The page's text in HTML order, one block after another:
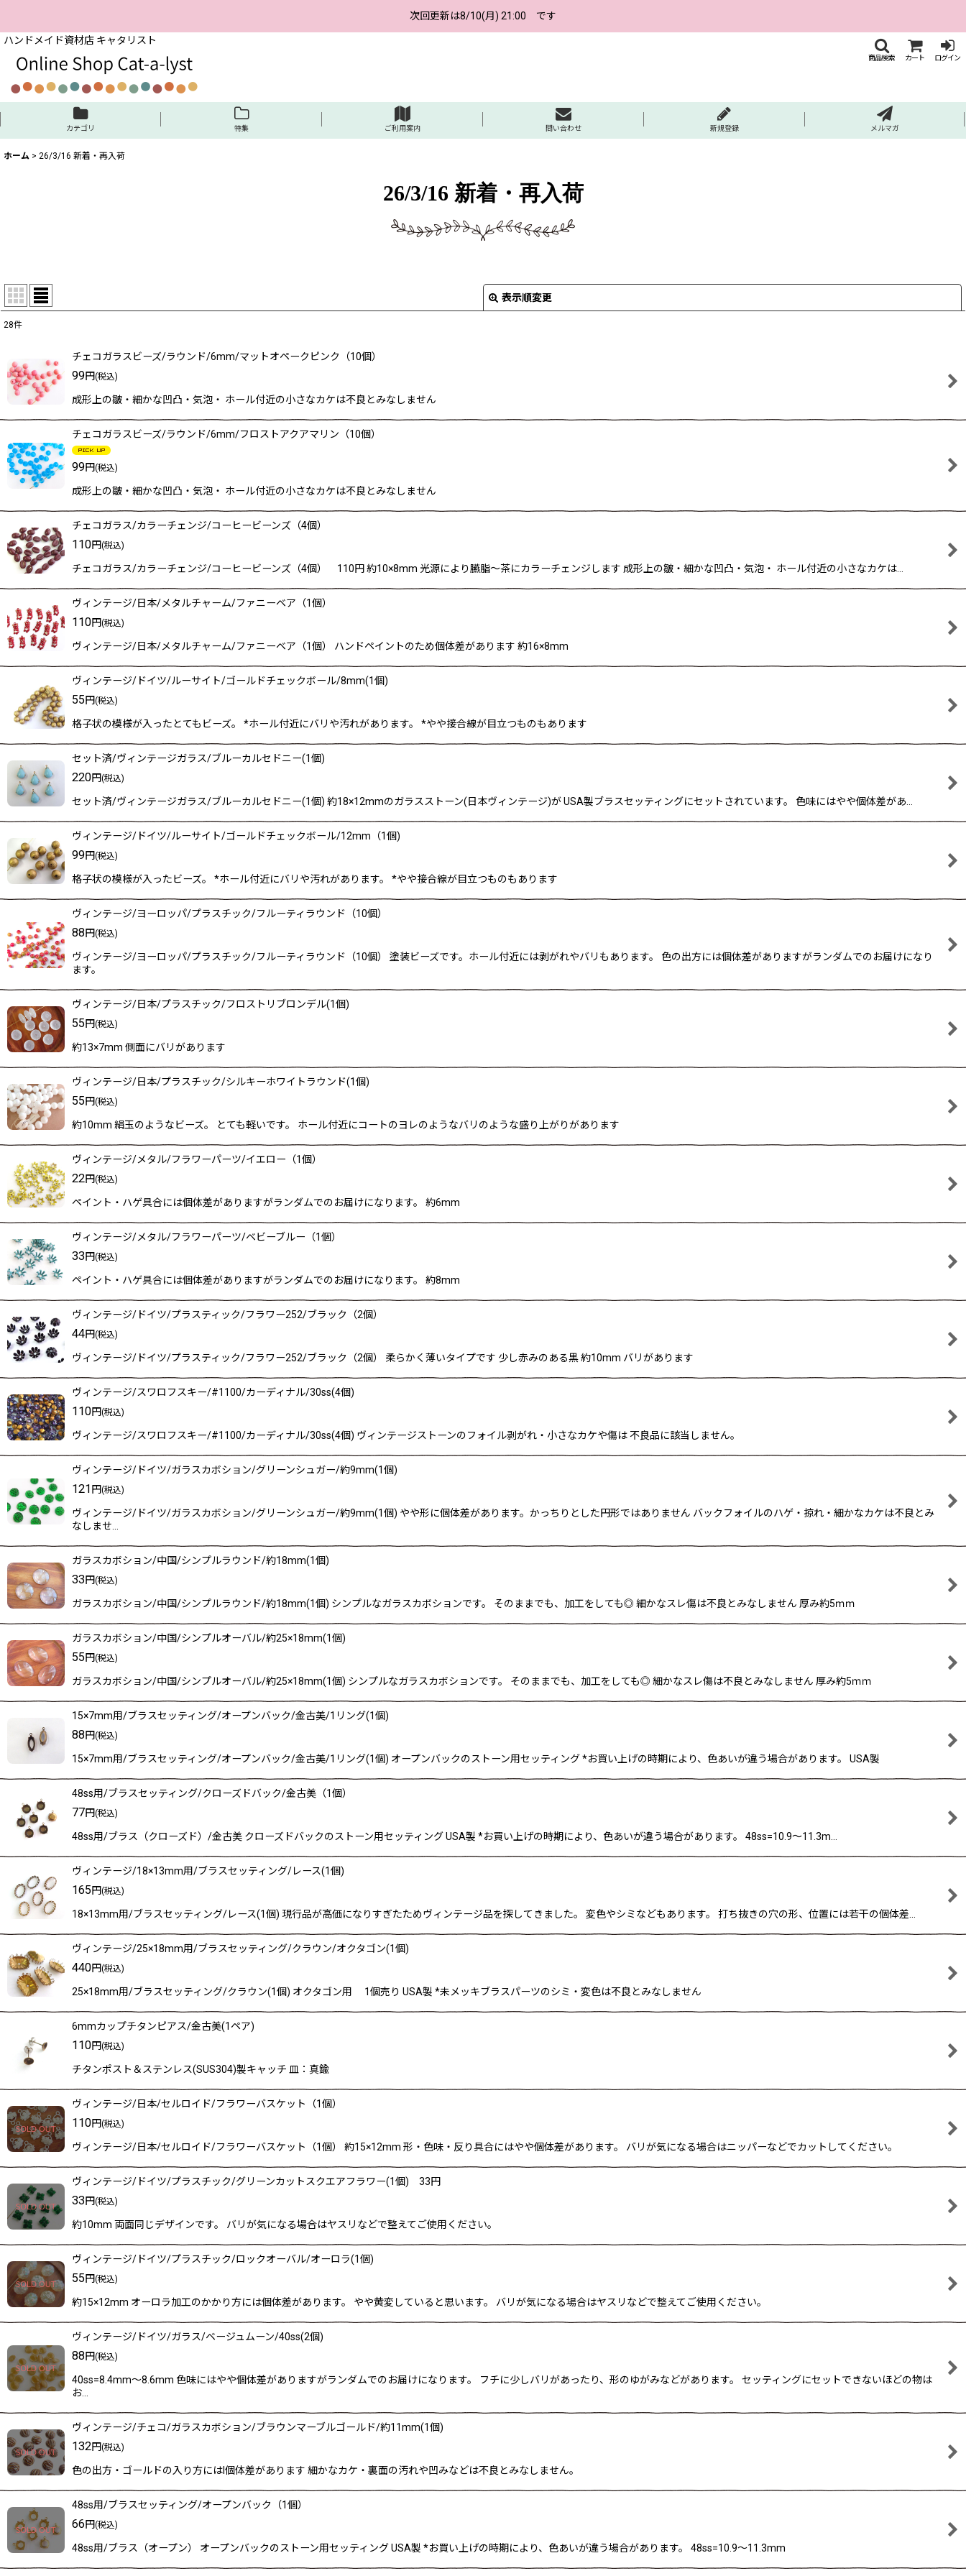
次回更新は8/10(月) 21:00 です
ハンドメイド資材店 キャタリスト
商品検索 カート ログイン
カテゴリ 特集 ご利用案内 問い合わせ 新規登録 メルマガ
ホーム > 26/3/16 新着・再入荷
26/3/16 新着・再入荷
表示順変更
在庫あり
並び順
28件
チェコガラスビーズ/ラウンド/6mm/マットオペークピンク（10個）
99円(税込)
成形上の皺・細かな凹凸・気泡・ ホール付近の小さなカケは不良とみなしません
チェコガラスビーズ/ラウンド/6mm/フロストアクアマリン（10個）
99円(税込)
成形上の皺・細かな凹凸・気泡・ ホール付近の小さなカケは不良とみなしません
チェコガラス/カラーチェンジ/コーヒービーンズ（4個）
110円(税込)
チェコガラス/カラーチェンジ/コーヒービーンズ（4個） 110円 約10×8mm 光源により臙脂〜茶にカラーチェンジします 成形上の皺・細かな凹凸・気泡・ ホール付近の小さなカケは…
ヴィンテージ/日本/メタルチャーム/ファニーベア（1個）
110円(税込)
ヴィンテージ/日本/メタルチャーム/ファニーベア（1個） ハンドペイントのため個体差があります 約16×8mm
ヴィンテージ/ドイツ/ルーサイト/ゴールドチェックボール/8mm(1個)
55円(税込)
格子状の模様が入ったとてもビーズ。 *ホール付近にバリや汚れがあります。 *やや接合線が目立つものもあります
セット済/ヴィンテージガラス/ブルーカルセドニー(1個)
220円(税込)
セット済/ヴィンテージガラス/ブルーカルセドニー(1個) 約18×12mmのガラスストーン(日本ヴィンテージ)が USA製ブラスセッティングにセットされています。 色味にはやや個体差があ…
ヴィンテージ/ドイツ/ルーサイト/ゴールドチェックボール/12mm（1個)
99円(税込)
格子状の模様が入ったビーズ。 *ホール付近にバリや汚れがあります。 *やや接合線が目立つものもあります
ヴィンテージ/ヨーロッパ/プラスチック/フルーティラウンド（10個）
88円(税込)
ヴィンテージ/ヨーロッパ/プラスチック/フルーティラウンド（10個） 塗装ビーズです。ホール付近には剥がれやバリもあります。 色の出方には個体差がありますがランダムでのお届けになり
ます。
ヴィンテージ/日本/プラスチック/フロストリブロンデル(1個)
55円(税込)
約13×7mm 側面にバリがあります
ヴィンテージ/日本/プラスチック/シルキーホワイトラウンド(1個)
55円(税込)
約10mm 絹玉のようなビーズ。 とても軽いです。 ホール付近にコートのヨレのようなバリのような盛り上がりがあります
ヴィンテージ/メタル/フラワーパーツ/イエロー（1個）
22円(税込)
ペイント・ハゲ具合には個体差がありますがランダムでのお届けになります。 約6mm
ヴィンテージ/メタル/フラワーパーツ/ベビーブルー（1個）
33円(税込)
ペイント・ハゲ具合には個体差がありますがランダムでのお届けになります。 約8mm
ヴィンテージ/ドイツ/プラスティック/フラワー252/ブラック（2個）
44円(税込)
ヴィンテージ/ドイツ/プラスティック/フラワー252/ブラック（2個） 柔らかく薄いタイプです 少し赤みのある黒 約10mm バリがあります
ヴィンテージ/スワロフスキー/#1100/カーディナル/30ss(4個)
110円(税込)
ヴィンテージ/スワロフスキー/#1100/カーディナル/30ss(4個) ヴィンテージストーンのフォイル剥がれ・小さなカケや傷は 不良品に該当しません。
ヴィンテージ/ドイツ/ガラスカボション/グリーンシュガー/約9mm(1個)
121 円(税込)
ヴィンテージ/ドイツ/ガラスカボション/グリーンシュガー/約9mm(1個) やや形に個体差があります。かっちりとした円形ではありません バックフォイルのハゲ・掠れ・細かなカケは不良とみ
なしませ…
ガラスカボション/中国/シンプルラウンド/約18mm(1個)
33円(税込)
ガラスカボション/中国/シンプルラウンド/約18mm(1個) シンプルなガラスカボションです。 そのままでも、加工をしても◎ 細かなスレ傷は不良とみなしません 厚み約5ｍｍ
ガラスカボション/中国/シンプルオーバル/約25×18mm(1個)
55円(税込)
ガラスカボション/中国/シンプルオーバル/約25×18mm(1個) シンプルなガラスカボションです。 そのままでも、加工をしても◎ 細かなスレ傷は不良とみなしません 厚み約5ｍｍ
15×7mm用/ブラスセッティング/オープンバック/金古美/1リング(1個)
88円(税込)
15×7mm用/ブラスセッティング/オープンバック/金古美/1リング(1個) オープンバックのストーン用セッティング *お買い上げの時期により、色あいが違う場合があります。 USA製
48ss用/ブラスセッティング/クローズドバック/金古美（1個）
77円(税込)
48ss用/ブラス（クローズド）/金古美 クローズドバックのストーン用セッティング USA製 *お買い上げの時期により、色あいが違う場合があります。 48ss=10.9〜11.3m…
ヴィンテージ/18×13mm用/ブラスセッティング/レース(1個)
165円(税込)
18×13mm用/ブラスセッティング/レース(1個) 現行品が高価になりすぎたためヴィンテージ品を探してきました。 変色やシミなどもあります。 打ち抜きの穴の形、位置には若干の個体差…
ヴィンテージ/25×18mm用/ブラスセッティング/クラウン/オクタゴン(1個)
440円(税込)
25×18mm用/ブラスセッティング/クラウン(1個) オクタゴン用 1個売り USA製 *未メッキブラスパーツのシミ・変色は不良とみなしません
6mmカップチタンピアス/金古美(1ペア)
110円(税込)
チタンポスト＆ステンレス(SUS304)製キャッチ 皿：真鍮
ヴィンテージ/日本/セルロイド/フラワーバスケット（1個）
110円(税込)
ヴィンテージ/日本/セルロイド/フラワーバスケット（1個） 約15×12mm 形・色味・反り具合にはやや個体差があります。 バリが気になる場合はニッパーなどでカットしてください。
ヴィンテージ/ドイツ/プラスチック/グリーンカットスクエアフラワー(1個) 33円
33円(税込)
約10mm 両面同じデザインです。 バリが気になる場合はヤスリなどで整えてご使用ください。
ヴィンテージ/ドイツ/プラスチック/ロックオーバル/オーロラ(1個)
55円(税込)
約15×12mm オーロラ加工のかかり方には個体差があります。 やや黄変していると思います。 バリが気になる場合はヤスリなどで整えてご使用ください。
ヴィンテージ/ドイツ/ガラス/ベージュムーン/40ss(2個)
88円(税込)
40ss=8.4mm〜8.6mm 色味にはやや個体差がありますがランダムでのお届けになります。 フチに少しバリがあったり、形のゆがみなどがあります。 セッティングにセットできないほどの物は
お…
ヴィンテージ/チェコ/ガラスカボション/ブラウンマーブルゴールド/約11mm(1個)
132円(税込)
色の出方・ゴールドの入り方にはl個体差があります 細かなカケ・裏面の汚れや凹みなどは不良とみなしません。
48ss用/ブラスセッティング/オープンバック（1個）
66円(税込)
48ss用/ブラス（オープン） オープンバックのストーン用セッティング USA製 *お買い上げの時期により、色あいが違う場合があります。 48ss=10.9〜11.3mm